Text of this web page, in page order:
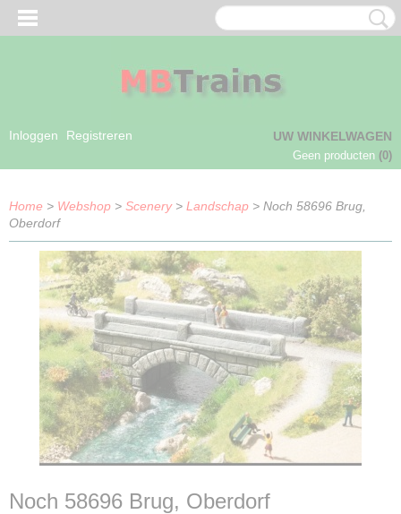
Inloggen Registreren UW WINKELWAGEN
Geen producten (0)
Home > Webshop > Scenery> Landschap > Noch 58696 Brug,
Oberdorf
Noch 58696 Brug, Oberdorf